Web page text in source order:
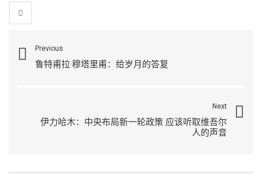
Previous
鲁特甫拉·穆塔里甫：给岁月的答复
Next
伊力哈木：中央布局新一轮政策 应该听取维吾尔
人的声音